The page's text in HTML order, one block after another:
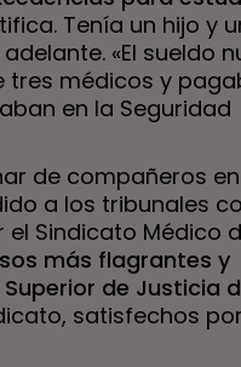
Tenía un hijo y
«El sueldo
tres médicos y
en la Seguridad
de compañeros en
a los tribunales
Sindicato Médico
más flagrantes y
de Justicia
satisfechos